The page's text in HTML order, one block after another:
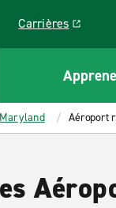
Carrières
Link opens in a
Maryland Aéroport